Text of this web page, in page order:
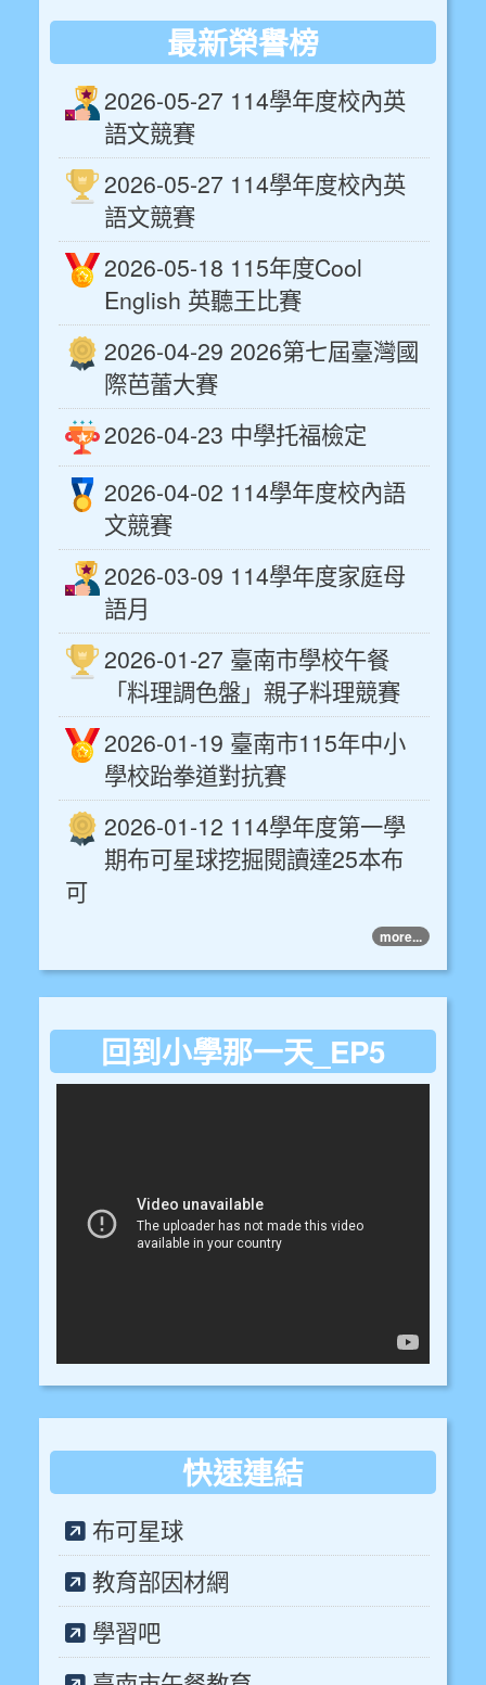
最新榮譽榜
2026-05-27 114學年度校內英
語文競賽
2026-05-27 114學年度校內英
語文競賽
2026-05-18 115年度Cool
English 英聽王比賽
2026-04-29 2026第七屆臺灣國
際芭蕾大賽
2026-04-23 中學托福檢定
2026-04-02 114學年度校內語
文競賽
2026-03-09 114學年度家庭母
語月
2026-01-27 臺南市學校午餐
「料理調色盤」親子料理競賽
2026-01-19 臺南市115年中小
學校跆拳道對抗賽
2026-01-12 114學年度第一學
期布可星球挖掘閱讀達25本布
可
more...
回到小學那一天_EP5
快速連結
布可星球
教育部因材網
學習吧